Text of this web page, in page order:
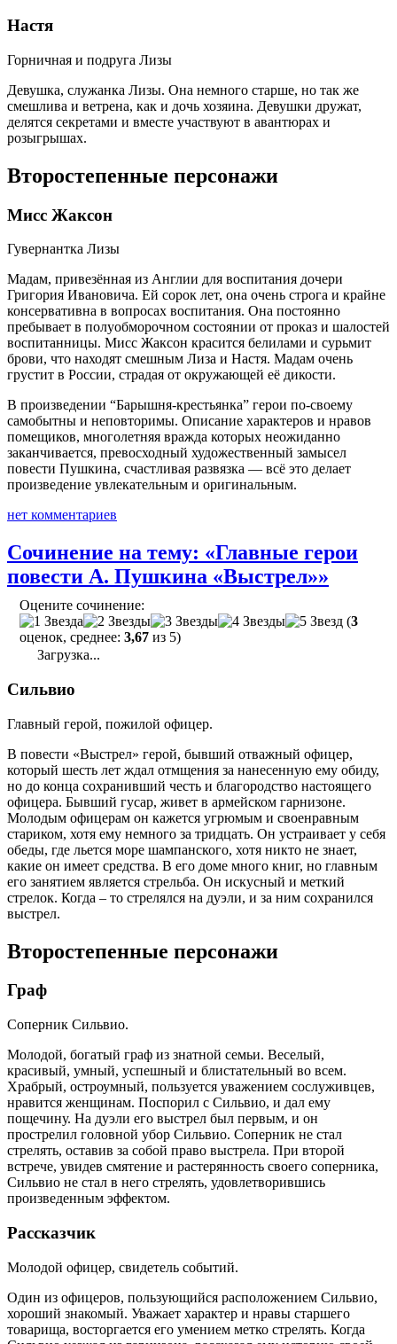
Настя
Горничная и подруга Лизы
Девушка, служанка Лизы. Она немного старше, но так же
смешлива и ветрена, как и дочь хозяина. Девушки дружат,
делятся секретами и вместе участвуют в авантюрах и
розыгрышах.
Второстепенные персонажи
Мисс Жаксон
Гувернантка Лизы
Мадам, привезённая из Англии для воспитания дочери
Григория Ивановича. Ей сорок лет, она очень строга и крайне
консервативна в вопросах воспитания. Она постоянно
пребывает в полуобморочном состоянии от проказ и шалостей
воспитанницы. Мисс Жаксон красится белилами и сурьмит
брови, что находят смешным Лиза и Настя. Мадам очень
грустит в России, страдая от окружающей её дикости.
В произведении “Барышня-крестьянка” герои по-своему
самобытны и неповторимы. Описание характеров и нравов
помещиков, многолетняя вражда которых неожиданно
заканчивается, превосходный художественный замысел
повести Пушкина, счастливая развязка — всё это делает
произведение увлекательным и оригинальным.
нет комментариев
Сочинение на тему: «Главные герои
повести А. Пушкина «Выстрел»»
Оцените сочинение:
(3
оценок, среднее: 3,67 из 5)
Загрузка...
Сильвио
Главный герой, пожилой офицер.
В повести «Выстрел» герой, бывший отважный офицер,
который шесть лет ждал отмщения за нанесенную ему обиду,
но до конца сохранивший честь и благородство настоящего
офицера. Бывший гусар, живет в армейском гарнизоне.
Молодым офицерам он кажется угрюмым и своенравным
стариком, хотя ему немного за тридцать. Он устраивает у себя
обеды, где льется море шампанского, хотя никто не знает,
какие он имеет средства. В его доме много книг, но главным
его занятием является стрельба. Он искусный и меткий
стрелок. Когда – то стрелялся на дуэли, и за ним сохранился
выстрел.
Второстепенные персонажи
Граф
Соперник Сильвио.
Молодой, богатый граф из знатной семьи. Веселый,
красивый, умный, успешный и блистательный во всем.
Храбрый, остроумный, пользуется уважением сослуживцев,
нравится женщинам. Поспорил с Сильвио, и дал ему
пощечину. На дуэли его выстрел был первым, и он
прострелил головной убор Сильвио. Соперник не стал
стрелять, оставив за собой право выстрела. При второй
встрече, увидев смятение и растерянность своего соперника,
Сильвио не стал в него стрелять, удовлетворившись
произведенным эффектом.
Рассказчик
Молодой офицер, свидетель событий.
Один из офицеров, пользующийся расположением Сильвио,
хороший знакомый. Уважает характер и нравы старшего
товарища, восторгается его умением метко стрелять. Когда